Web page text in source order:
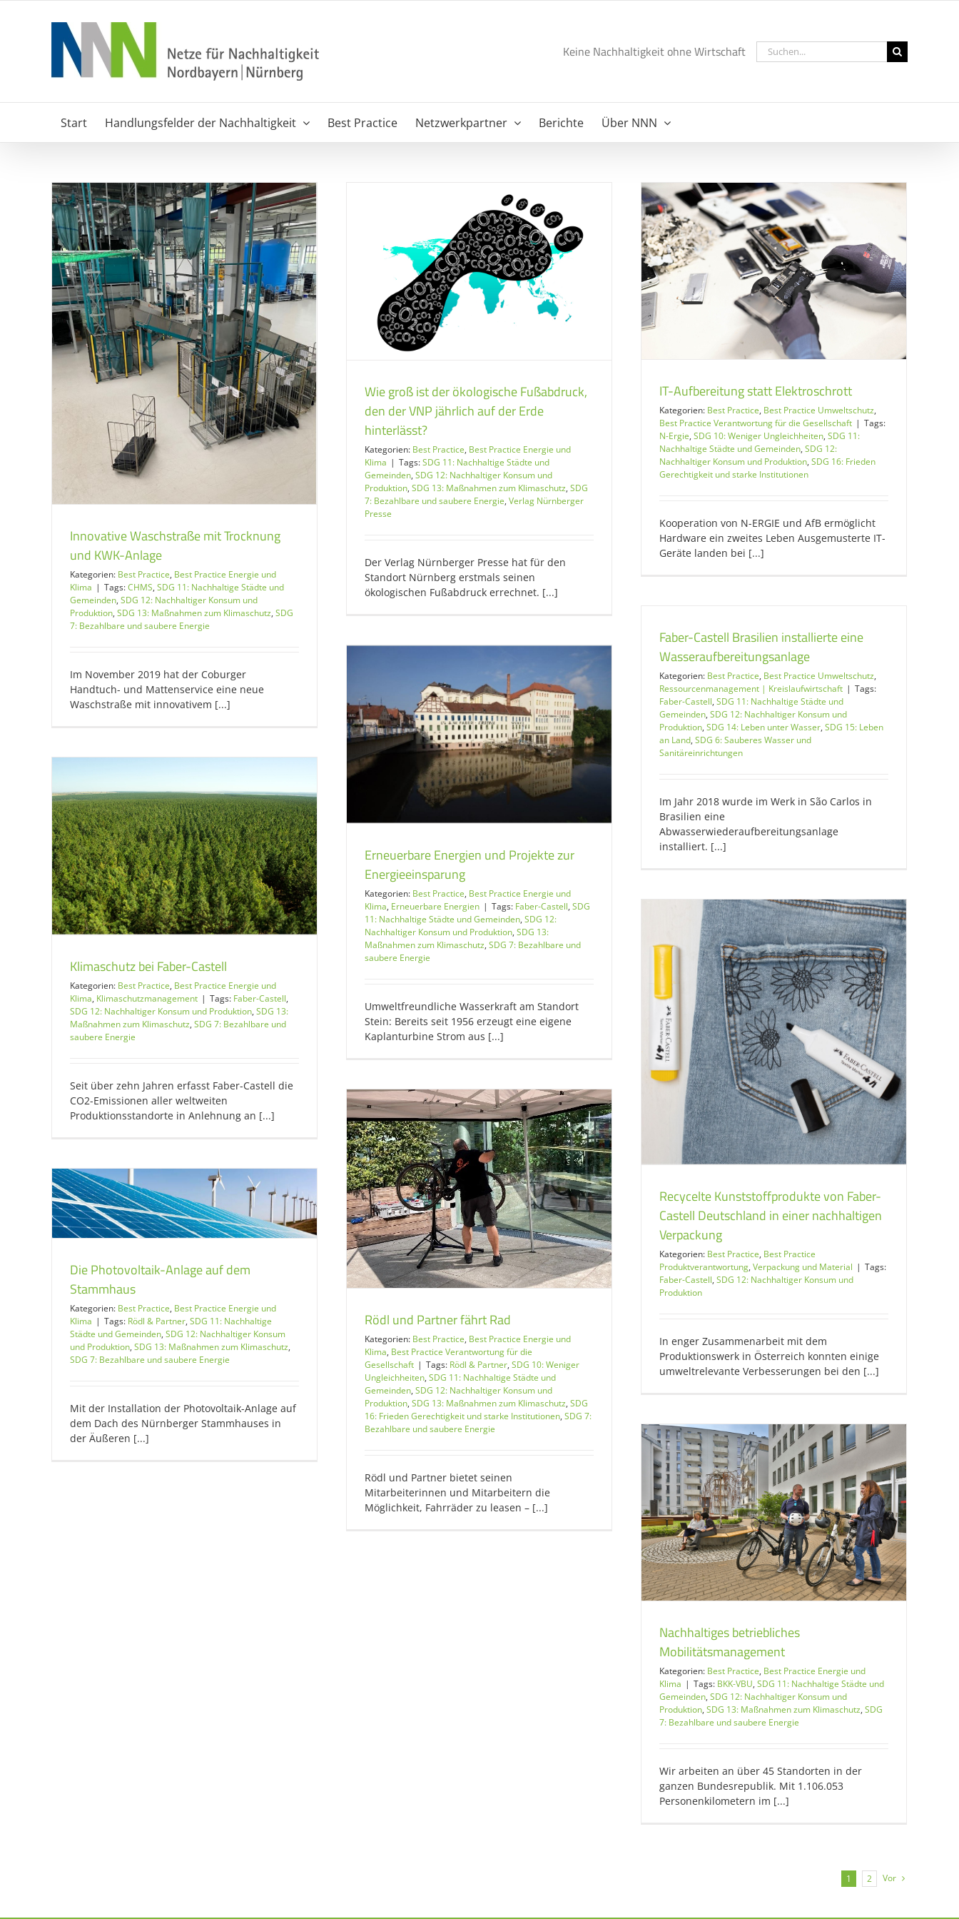
Keine Nachhaltigkeit ohne Wirtschaft
Suche
nach:
Start Handlungsfelder der Nachhaltigkeit Best Practice Netzwerkpartner Berichte Über NNN
Innovative Waschstraße mit Trocknung
und KWK-Anlage
Kategorien: Best Practice, Best Practice Energie und
Klima | Tags:CHMS, SDG 11: Nachhaltige Städte und
Gemeinden, SDG 12: Nachhaltiger Konsum und
Produktion, SDG 13: Maßnahmen zum Klimaschutz, SDG
7: Bezahlbare und saubere Energie
Im November 2019 hat der Coburger
Handtuch- und Mattenservice eine neue
Waschstraße mit innovativem [...]
Wie groß ist der ökologische Fußabdruck,
den der VNP jährlich auf der Erde
hinterlässt?
Kategorien: Best Practice, Best Practice Energie und
Klima | Tags:SDG 11: Nachhaltige Städte und
Gemeinden, SDG 12: Nachhaltiger Konsum und
Produktion, SDG 13: Maßnahmen zum Klimaschutz, SDG
7: Bezahlbare und saubere Energie, Verlag Nürnberger
Presse
Der Verlag Nürnberger Presse hat für den
Standort Nürnberg erstmals seinen
ökologischen Fußabdruck errechnet. [...]
IT-Aufbereitung statt Elektroschrott
Kategorien: Best Practice, Best Practice Umweltschutz,
Best Practice Verantwortung für die Gesellschaft | Tags:
N-Ergie, SDG 10: Weniger Ungleichheiten, SDG 11:
Nachhaltige Städte und Gemeinden, SDG 12:
Nachhaltiger Konsum und Produktion, SDG 16: Frieden
Gerechtigkeit und starke Institutionen
Kooperation von N-ERGIE und AfB ermöglicht
Hardware ein zweites Leben Ausgemusterte IT-
Geräte landen bei [...]
Faber-Castell Brasilien installierte eine
Wasseraufbereitungsanlage
Kategorien: Best Practice, Best Practice Umweltschutz,
Ressourcenmanagement | Kreislaufwirtschaft | Tags:
Faber-Castell, SDG 11: Nachhaltige Städte und
Gemeinden, SDG 12: Nachhaltiger Konsum und
Produktion, SDG 14: Leben unter Wasser, SDG 15: Leben
an Land, SDG 6: Sauberes Wasser und
Sanitäreinrichtungen
Im Jahr 2018 wurde im Werk in São Carlos in
Brasilien eine
Abwasserwiederaufbereitungsanlage
installiert. [...]
Erneuerbare Energien und Projekte zur
Energieeinsparung
Kategorien: Best Practice, Best Practice Energie und
Klima, Erneuerbare Energien | Tags: Faber-Castell, SDG
11: Nachhaltige Städte und Gemeinden, SDG 12:
Nachhaltiger Konsum und Produktion, SDG 13:
Maßnahmen zum Klimaschutz, SDG 7: Bezahlbare und
saubere Energie
Umweltfreundliche Wasserkraft am Standort
Stein: Bereits seit 1956 erzeugt eine eigene
Kaplanturbine Strom aus [...]
Klimaschutz bei Faber-Castell
Kategorien: Best Practice, Best Practice Energie und
Klima, Klimaschutzmanagement | Tags: Faber-Castell,
SDG 12: Nachhaltiger Konsum und Produktion, SDG 13:
Maßnahmen zum Klimaschutz, SDG 7: Bezahlbare und
saubere Energie
Seit über zehn Jahren erfasst Faber-Castell die
CO2-Emissionen aller weltweiten
Produktionsstandorte in Anlehnung an [...]
Recycelte Kunststoffprodukte von Faber-
Castell Deutschland in einer nachhaltigen
Verpackung
Kategorien: Best Practice, Best Practice
Produktverantwortung, Verpackung und Material | Tags:
Faber-Castell, SDG 12: Nachhaltiger Konsum und
Produktion
In enger Zusammenarbeit mit dem
Produktionswerk in Österreich konnten einige
umweltrelevante Verbesserungen bei den [...]
Rödl und Partner fährt Rad
Kategorien: Best Practice, Best Practice Energie und
Klima, Best Practice Verantwortung für die
Gesellschaft | Tags: Rödl & Partner, SDG 10: Weniger
Ungleichheiten, SDG 11: Nachhaltige Städte und
Gemeinden, SDG 12: Nachhaltiger Konsum und
Produktion, SDG 13: Maßnahmen zum Klimaschutz, SDG
16: Frieden Gerechtigkeit und starke Institutionen, SDG 7:
Bezahlbare und saubere Energie
Rödl und Partner bietet seinen
Mitarbeiterinnen und Mitarbeitern die
Möglichkeit, Fahrräder zu leasen – [...]
Die Photovoltaik-Anlage auf dem
Stammhaus
Kategorien: Best Practice, Best Practice Energie und
Klima | Tags: Rödl & Partner, SDG 11: Nachhaltige
Städte und Gemeinden, SDG 12: Nachhaltiger Konsum
und Produktion, SDG 13: Maßnahmen zum Klimaschutz,
SDG 7: Bezahlbare und saubere Energie
Mit der Installation der Photovoltaik-Anlage auf
dem Dach des Nürnberger Stammhauses in
der Äußeren [...]
Nachhaltiges betriebliches
Mobilitätsmanagement
Kategorien: Best Practice, Best Practice Energie und
Klima | Tags: BKK-VBU, SDG 11: Nachhaltige Städte und
Gemeinden, SDG 12: Nachhaltiger Konsum und
Produktion, SDG 13: Maßnahmen zum Klimaschutz, SDG
7: Bezahlbare und saubere Energie
Wir arbeiten an über 45 Standorten in der
ganzen Bundesrepublik. Mit 1.106.053
Personenkilometern im [...]
1 2 Vor